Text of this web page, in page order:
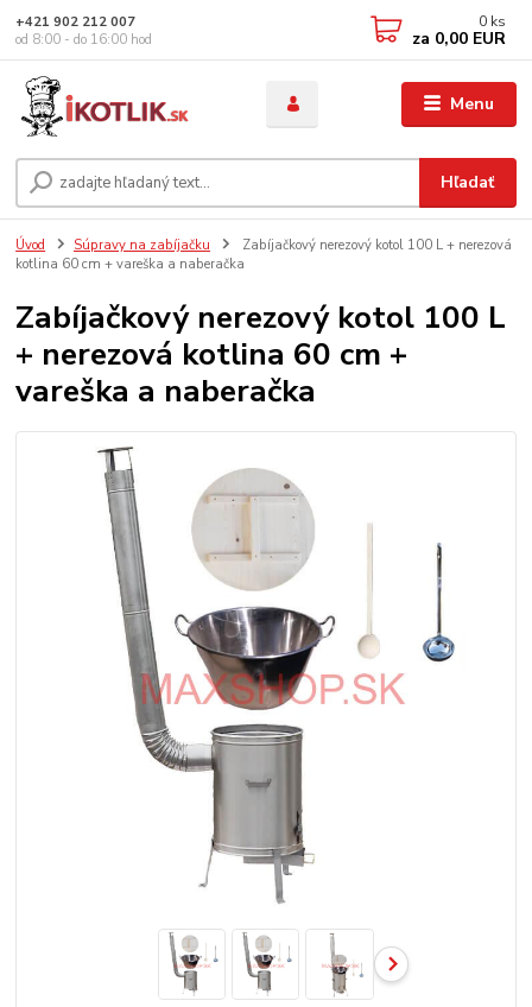
Menu
Hľadať
+421 902 212 007
od 8:00 - do 16:00 hod
0 ks
za 0,00 EUR
Úvod Súpravy na zabíjačku
Zabíjačkový nerezový kotol 100 L + nerezová
kotlina 60 cm + vareška a naberačka
Zabíjačkový nerezový kotol 100 L
+ nerezová kotlina 60 cm +
vareška a naberačka